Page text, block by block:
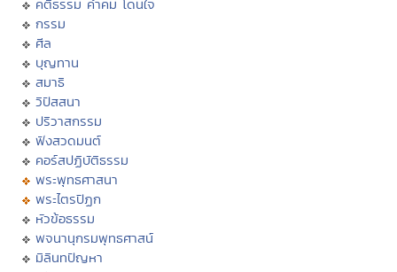
คติธรรม คำคม โดนใจ
กรรม
ศีล
บุญทาน
สมาธิ
วิปัสสนา
ปริวาสกรรม
ฟังสวดมนต์
คอร์สปฏิบัติธรรม
พระพุทธศาสนา
พระไตรปิฏก
หัวข้อธรรม
พจนานุกรมพุทธศาสน์
มิลินทปัญหา